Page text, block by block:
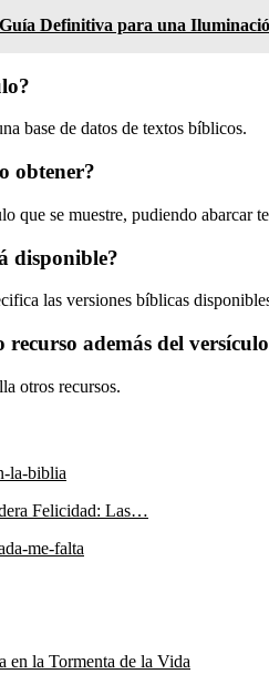
Definitiva para una
base de datos de textos bíblicos.
obtener?
que se muestre, pudiendo abarcar
disponible?
las versiones bíblicas
además del
otros recursos.
Felicidad: Las…
en la Tormenta de la Vida